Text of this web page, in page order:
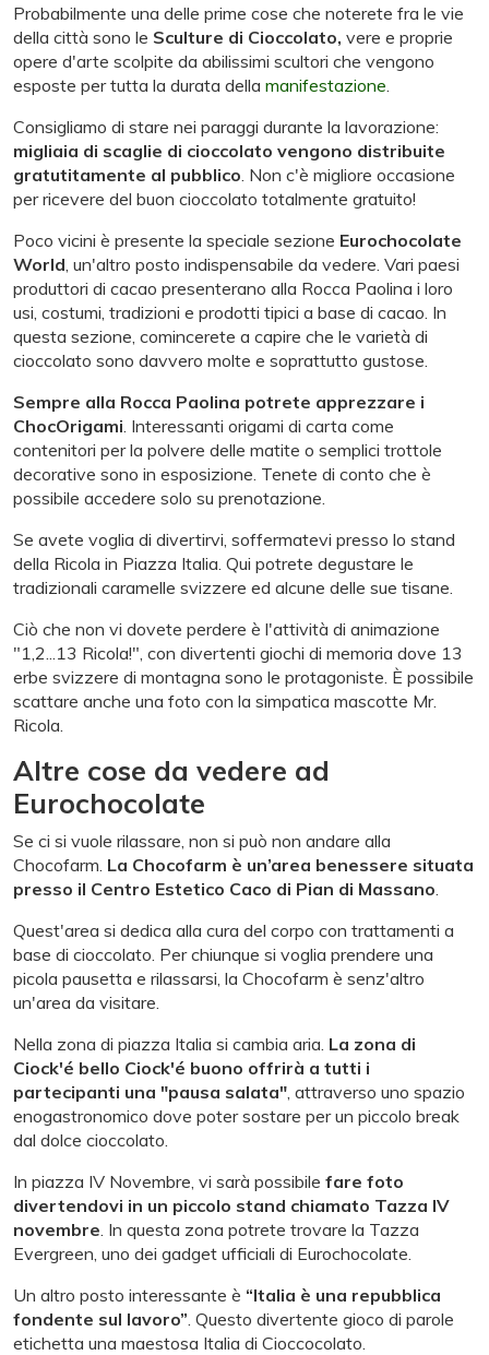
Probabilmente una delle prime cose che noterete fra le vie
della città sono le Sculture di Cioccolato, vere e proprie
opere d'arte scolpite da abilissimi scultori che vengono
esposte per tutta la durata della manifestazione
Consigliamo di stare nei paraggi durante la lavorazione:
migliaia di scaglie di cioccolato vengono distribuite
gratutitamente al pubblico . Non c'è migliore occasione
per ricevere del buon cioccolato totalmente gratuito!
Poco vicini è presente la speciale sezione Eurochocolate
World , un'altro posto indispensabile da vedere. Vari paesi
produttori di cacao presenterano alla Rocca Paolina i loro
usi, costumi, tradizioni e prodotti tipici a base di cacao. In
questa sezione, comincerete a capire che le varietà di
cioccolato sono davvero molte e soprattutto gustose.
Sempre alla Rocca Paolina potrete apprezzare i
ChocOrigami . Interessanti origami di carta come
contenitori per la polvere delle matite o semplici trottole
decorative sono in esposizione. Tenete di conto che è
possibile accedere solo su prenotazione.
Se avete voglia di divertirvi, soffermatevi presso lo stand
della Ricola in Piazza Italia. Qui potrete degustare le
tradizionali caramelle svizzere ed alcune delle sue tisane.
Ciò che non vi dovete perdere è l'attività di animazione
"1,2...13 Ricola!", con divertenti giochi di memoria dove 13
erbe svizzere di montagna sono le protagoniste. È possibile
scattare anche una foto con la simpatica mascotte Mr.
Ricola.
Altre cose da vedere ad
Eurochocolate
Se ci si vuole rilassare, non si può non andare alla
Chocofarm. La Chocofarm è un’area benessere situata
presso il Centro Estetico Caco di Pian di Massano
Quest'area si dedica alla cura del corpo con trattamenti a
base di cioccolato. Per chiunque si voglia prendere una
picola pausetta e rilassarsi, la Chocofarm è senz'altro
un'area da visitare.
Nella zona di piazza Italia si cambia aria. La zona di
Ciock'é bello Ciock'é buono offrirà a tutti i
partecipanti una "pausa salata" , attraverso uno spazio
enogastronomico dove poter sostare per un piccolo break
dal dolce cioccolato.
In piazza IV Novembre, vi sarà possibile fare foto
divertendovi in un piccolo stand chiamato Tazza IV
novembre . In questa zona potrete trovare la Tazza
Evergreen, uno dei gadget ufficiali di Eurochocolate.
Un altro posto interessante è “Italia è una repubblica
fondente sul lavoro” . Questo divertente gioco di parole
etichetta una maestosa Italia di Cioccocolato.